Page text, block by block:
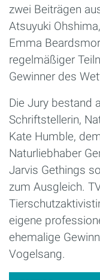
zwei Beiträgen
Atsuyuki
Emma
regelmäßiger
Gewinner des
Die Jury bestand
Schriftstellerin,
Kate Humble,
Naturliebhaber
Jarvis Gethings
zum Ausgleich.
eigene
ehemalige
Vogelsang.